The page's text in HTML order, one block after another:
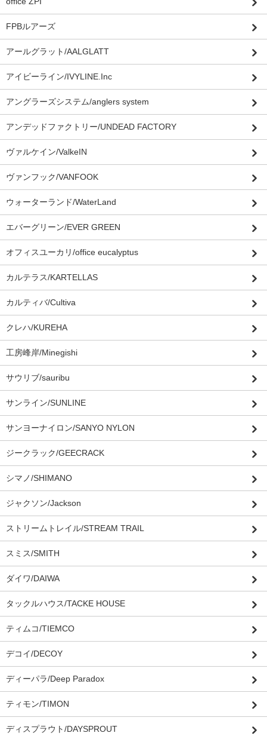
FPBルアーズ
アールグラット/AALGLATT
アイビーライン/IVYLINE.Inc
アングラーズシステム/anglers system
アンデッドファクトリー/UNDEAD FACTORY
ヴァルケイン/ValkeIN
ヴァンフック/VANFOOK
ウォーターランド/WaterLand
エバーグリーン/EVER GREEN
オフィスユーカリ/office eucalyptus
カルテラス/KARTELLAS
カルティバ/Cultiva
クレハ/KUREHA
工房峰岸/Minegishi
サウリブ/sauribu
サンライン/SUNLINE
サンヨーナイロン/SANYO NYLON
ジークラック/GEECRACK
シマノ/SHIMANO
ジャクソン/Jackson
ストリームトレイル/STREAM TRAIL
スミス/SMITH
ダイワ/DAIWA
タックルハウス/TACKE HOUSE
ティムコ/TIEMCO
デコイ/DECOY
ディーパラ/Deep Paradox
ティモン/TIMON
ディスプラウト/DAYSPROUT